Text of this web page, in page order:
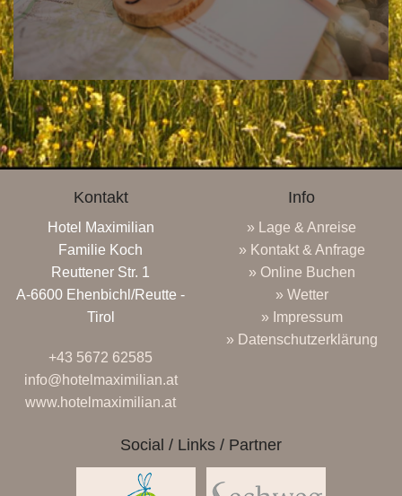
Kontakt
Hotel Maximilian
Familie Koch
Reuttener Str. 1
A-6600 Ehenbichl/Reutte -
Tirol
+43 5672 62585
info@hotelmaximilian.at
www.hotelmaximilian.at
Info
» Lage & Anreise
» Kontakt & Anfrage
» Online Buchen
» Wetter
» Impressum
» Datenschutzerklärung
Social / Links / Partner